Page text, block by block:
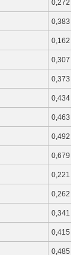
0,272
0,383
0,162
0,307
0,373
0,434
0,463
0,492
0,679
0,221
0,262
0,341
0,415
0,485